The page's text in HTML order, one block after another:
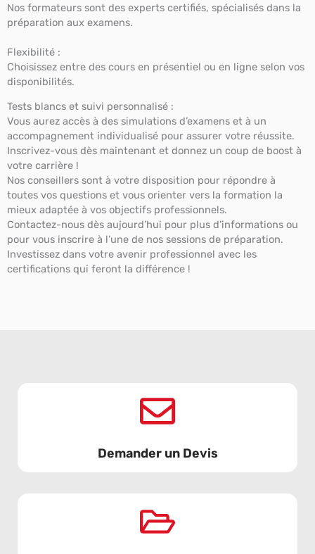
Nos formateurs sont des experts certifiés, spécialisés dans la
préparation aux examens.
Flexibilité :
Choisissez entre des cours en présentiel ou en ligne selon vos
disponibilités.
Tests blancs et suivi personnalisé :
Vous aurez accès à des simulations d’examens et à un
accompagnement individualisé pour assurer votre réussite.
Inscrivez-vous dès maintenant et donnez un coup de boost à
votre carrière !
Nos conseillers sont à votre disposition pour répondre à
toutes vos questions et vous orienter vers la formation la
mieux adaptée à vos objectifs professionnels.
Contactez-nous dès aujourd’hui pour plus d’informations ou
pour vous inscrire à l’une de nos sessions de préparation.
Investissez dans votre avenir professionnel avec les
certifications qui feront la différence !
Demander un Devis